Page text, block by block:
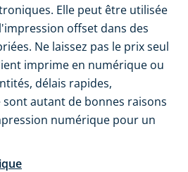
Elle peut être utilisée
offset dans des
Ne laissez pas le prix seul
imprime en numérique ou
délais rapides,
sont autant de bonnes raisons
numérique pour un